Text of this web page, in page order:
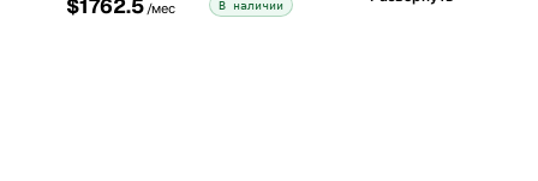
$1762.5 /мес В наличии